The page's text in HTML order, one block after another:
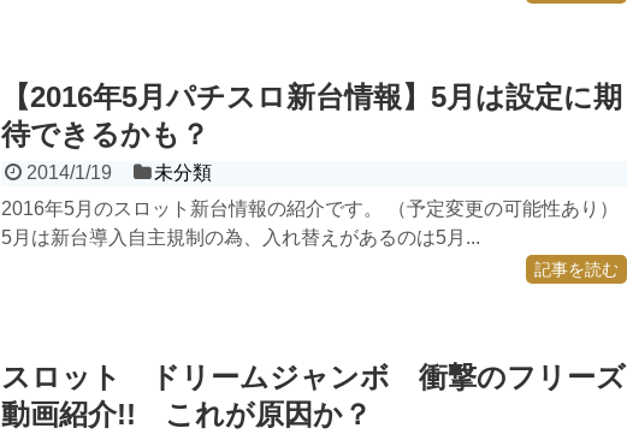
【2016年5月パチスロ新台情報】5月は設定に期
待できるかも？
2014/1/19
未分類
2016年5月のスロット新台情報の紹介です。 （予定変更の可能性あり）
5月は新台導入自主規制の為、入れ替えがあるのは5月...
記事を読む
スロット ドリームジャンボ 衝撃のフリーズ
動画紹介!! これが原因か？